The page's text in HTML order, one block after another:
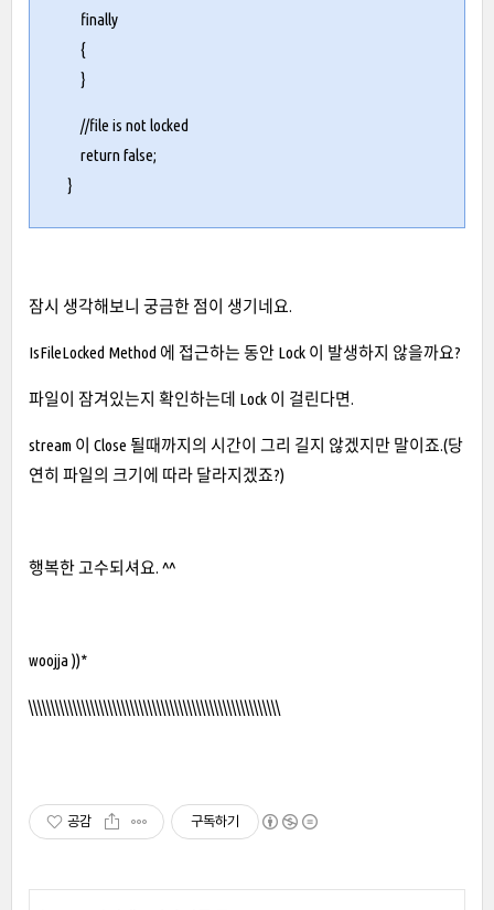
finally
{
}
//file is not locked
return false;
}
잠시 생각해보니 궁금한 점이 생기네요.
IsFileLocked Method 에 접근하는 동안 Lock 이 발생하지 않을까요?
파일이 잠겨있는지 확인하는데 Lock 이 걸린다면.
stream 이 Close 될때까지의 시간이 그리 길지 않겠지만 말이죠.(당
연히 파일의 크기에 따라 달라지겠죠?)
행복한 고수되셔요. ^^
woojja ))*
\\\\\\\\\\\\\\\\\\\\\\\\\\\\\\\\\\\\\\\\\\\\\\\\\\\\\\\\\
공감 구독하기